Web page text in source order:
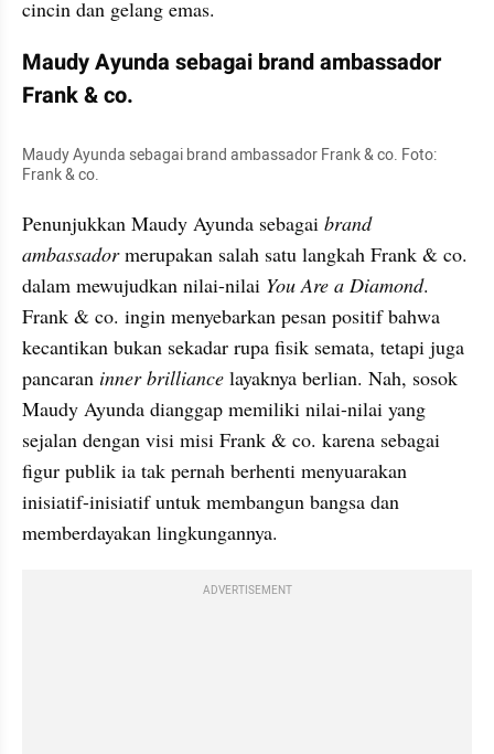
cincin dan gelang emas.
Maudy Ayunda sebagai brand ambassador
Frank & co.
Maudy Ayunda sebagai brand ambassador Frank & co. Foto:
Frank & co.
Penunjukkan Maudy Ayunda sebagai brand
ambassador merupakan salah satu langkah Frank & co.
dalam mewujudkan nilai-nilai You Are a Diamond.
Frank & co. ingin menyebarkan pesan positif bahwa
kecantikan bukan sekadar rupa fisik semata, tetapi juga
pancaran inner brilliance layaknya berlian. Nah, sosok
Maudy Ayunda dianggap memiliki nilai-nilai yang
sejalan dengan visi misi Frank & co. karena sebagai
figur publik ia tak pernah berhenti menyuarakan
inisiatif-inisiatif untuk membangun bangsa dan
memberdayakan lingkungannya.
ADVERTISEMENT